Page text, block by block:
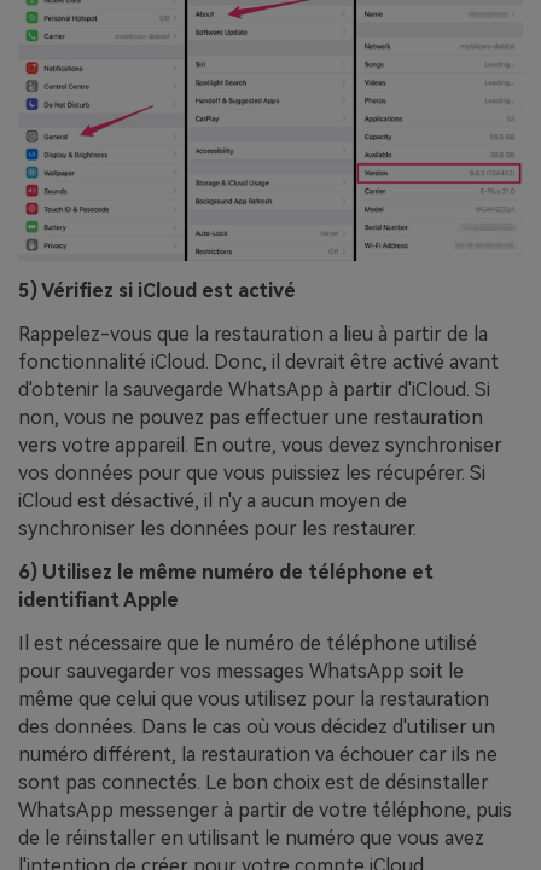
5) Vérifiez si iCloud est activé
Rappelez-vous que la restauration a lieu à partir de la
fonctionnalité iCloud. Donc, il devrait être activé avant
d'obtenir la sauvegarde WhatsApp à partir d'iCloud. Si
non, vous ne pouvez pas effectuer une restauration
vers votre appareil. En outre, vous devez synchroniser
vos données pour que vous puissiez les récupérer. Si
iCloud est désactivé, il n'y a aucun moyen de
synchroniser les données pour les restaurer.
6) Utilisez le même numéro de téléphone et
identifiant Apple
Il est nécessaire que le numéro de téléphone utilisé
pour sauvegarder vos messages WhatsApp soit le
même que celui que vous utilisez pour la restauration
des données. Dans le cas où vous décidez d'utiliser un
numéro différent, la restauration va échouer car ils ne
sont pas connectés. Le bon choix est de désinstaller
WhatsApp messenger à partir de votre téléphone, puis
de le réinstaller en utilisant le numéro que vous avez
l'intention de créer pour votre compte iCloud.